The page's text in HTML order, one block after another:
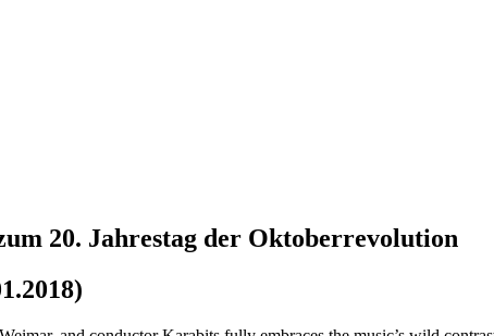
20. Jahrestag der Oktoberrevolution